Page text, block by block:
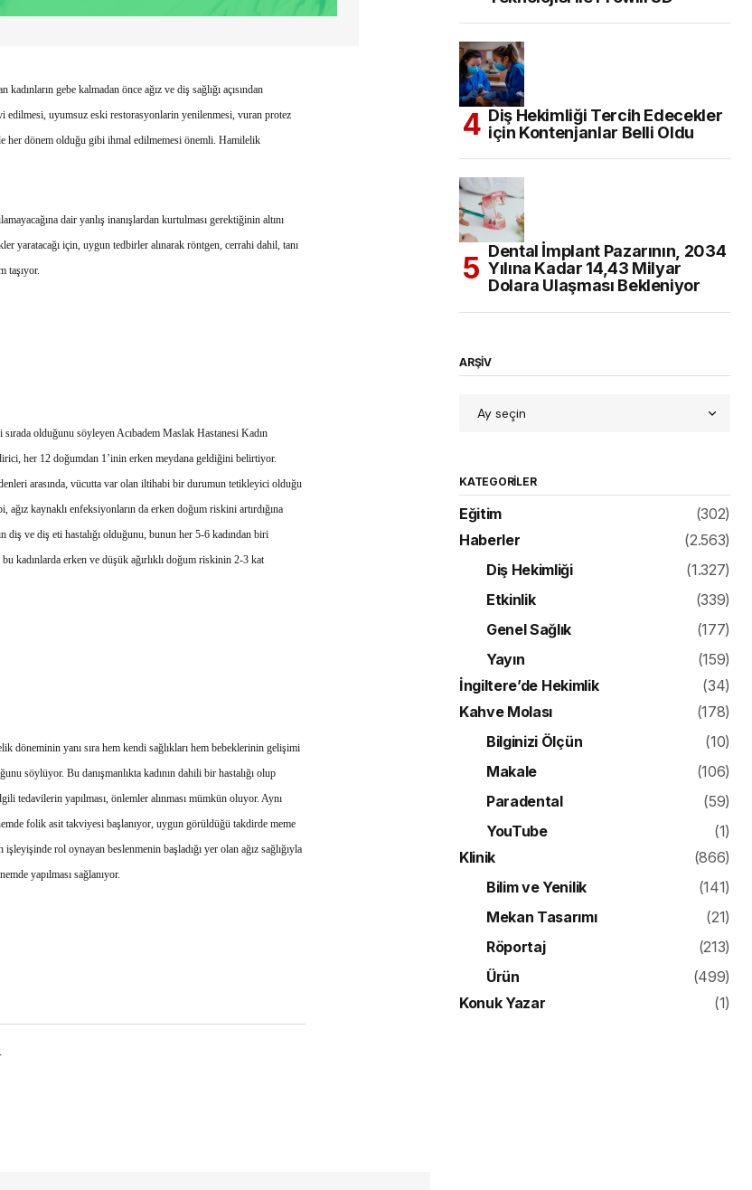
gebe kalmadan önce ağız ve diş sağlığı açısından
edilmesi, uyumsuz eski restorasyonlarin yenilenmesi, vuran protez
her dönem olduğu gibi ihmal edilmemesi önemli. Hamilelik
dair yanlış inanışlardan kurtulması gerektiğinin altını
yaratacağı için, uygun tedbirler alınarak röntgen, cerrahi dahil, tanı
taşıyor.
olduğunu söyleyen Acıbadem Maslak Hastanesi Kadın
her 12 doğumdan 1’inin erken meydana geldiğini belirtiyor.
arasında, vücutta var olan iltihabi bir durumun tetikleyici olduğu
kaynaklı enfeksiyonların da erken doğum riskini artırdığına
diş ve diş eti hastalığı olduğunu, bunun her 5-6 kadından biri
kadınlarda erken ve düşük ağırlıklı doğum riskinin 2-3 kat
döneminin yanı sıra hem kendi sağlıkları hem bebeklerinin gelişimi
söylüyor. Bu danışmanlıkta kadının dahili bir hastalığı olup
tedavilerin yapılması, önlemler alınması mümkün oluyor. Aynı
folik asit takviyesi başlanıyor, uygun görüldüğü takdirde meme
rol oynayan beslenmenin başladığı yer olan ağız sağlığıyla
yapılması sağlanıyor.
Diş Hekimliği Tercih Edecekler
için Kontenjanlar Belli Oldu
Dental İmplant Pazarının, 2034
Yılına Kadar 14,43 Milyar
Dolara Ulaşması Bekleniyor
ARŞİV
KATEGORILER
Eğitim
(302)
Haberler
(2.563)
Diş Hekimliği
(1.327)
Etkinlik
(339)
Genel Sağlık
(177)
Yayın
(159)
İngiltere’de Hekimlik
(34)
Kahve Molası
(178)
Bilginizi Ölçün
(10)
Makale
(106)
Paradental
(59)
YouTube
(1)
Klinik
(866)
Bilim ve Yenilik
(141)
Mekan Tasarımı
(21)
Röportaj
(213)
Ürün
(499)
Konuk Yazar
(1)